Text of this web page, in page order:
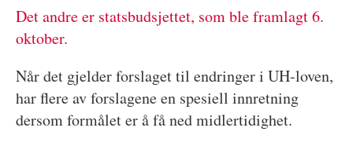
Det andre er statsbudsjettet, som ble framlagt 6.
oktober.
Når det gjelder forslaget til endringer i UH-loven,
har flere av forslagene en spesiell innretning
dersom formålet er å få ned midlertidighet.